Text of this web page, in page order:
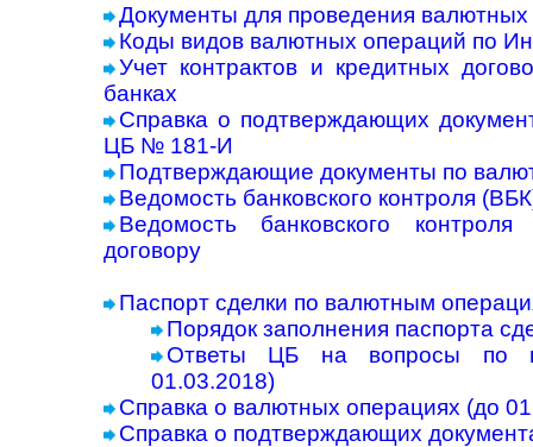
Документы для проведения
Коды видов валютных операций по
Учет контрактов и кредитных
банках
Справка о подтверждающих
ЦБ № 181-И
Подтверждающие документы по
Ведомость банковского контроля
Ведомость банковского
договору
Паспорт сделки по валютным
Порядок заполнения паспорта
Ответы ЦБ на вопросы по
01.03.2018)
Справка о валютных операциях (до
Справка о подтверждающих